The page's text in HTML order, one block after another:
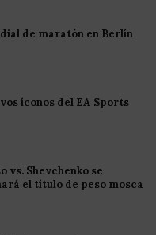
de maratón en Berlín
íconos del EA Sports
vs. Shevchenko se
el título de peso mosca